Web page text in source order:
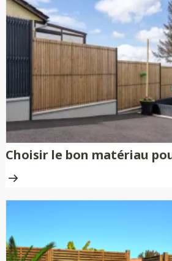
Choisir le bon matériau